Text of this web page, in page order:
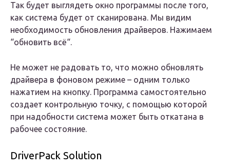
Так будет выглядеть окно программы после того,
как система будет от сканирована. Мы видим
необходимость обновления драйверов. Нажимаем
“обновить всё“.
Не может не радовать то, что можно обновлять
драйвера в фоновом режиме – одним только
нажатием на кнопку. Программа самостоятельно
создает контрольную точку, с помощью которой
при надобности система может быть откатана в
рабочее состояние.
DriverPack Solution